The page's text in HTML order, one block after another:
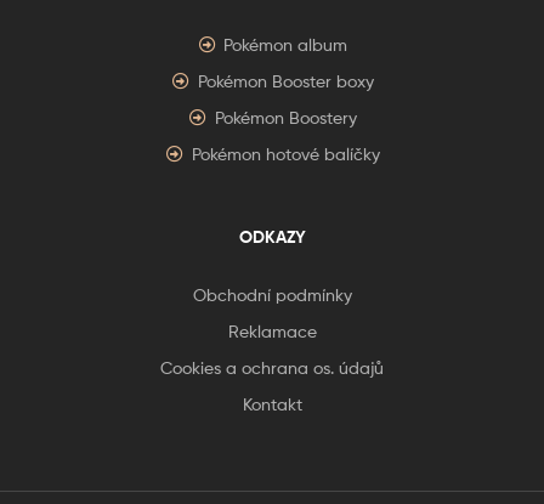
Pokémon album
Pokémon Booster boxy
Pokémon Boostery
Pokémon hotové balíčky
ODKAZY
Obchodní podmínky
Reklamace
Cookies a ochrana os. údajů
Kontakt